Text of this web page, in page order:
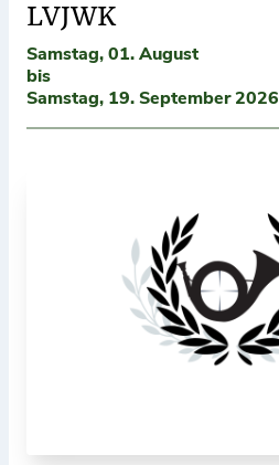
LVJWK
Samstag, 01. August
bis
Samstag, 19. September 2026